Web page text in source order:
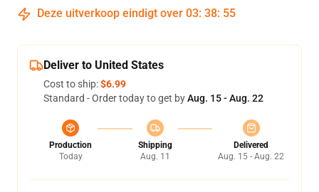
Deze uitverkoop eindigt over 03: 38: 54
Deliver to United States
Cost to ship:$6.99
Standard - Order today to get byAug. 15 - Aug. 22
Production
Today
Shipping
Aug. 11
Delivered
Aug. 15 - Aug. 22